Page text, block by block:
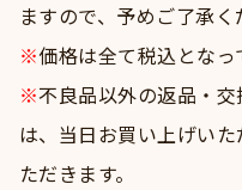
ますので、予めご了承く
※価格は全て税込となっ
※不良品以外の返品・
は、当日お買い上げい
ただきます。